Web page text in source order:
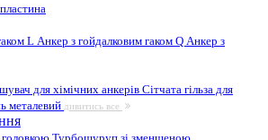
L Анкер з гойдалковим гаком Q Анкер з
для хімічних анкерів Сітчата гільза для
металевий дивитись все